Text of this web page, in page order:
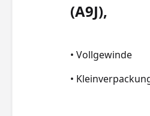
(A9J),
• Vollgewinde
•